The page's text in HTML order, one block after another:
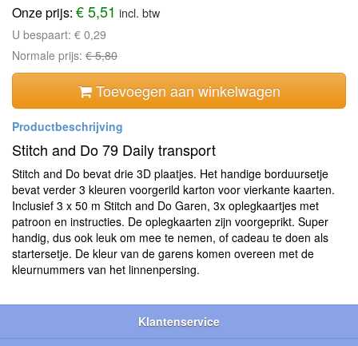
Onze prijs: € 5,51 incl. btw
U bespaart: € 0,29
Normale prijs: € 5,80
Toevoegen aan winkelwagen
Stitch and Do 79 Daily transport
Stitch and Do bevat drie 3D plaatjes. Het handige borduursetje
bevat verder 3 kleuren voorgerild karton voor vierkante kaarten.
Inclusief 3 x 50 m Stitch and Do Garen, 3x oplegkaartjes met
patroon en instructies. De oplegkaarten zijn voorgeprikt. Super
handig, dus ook leuk om mee te nemen, of cadeau te doen als
startersetje. De kleur van de garens komen overeen met de
kleurnummers van het linnenpersing.
Klantenservice